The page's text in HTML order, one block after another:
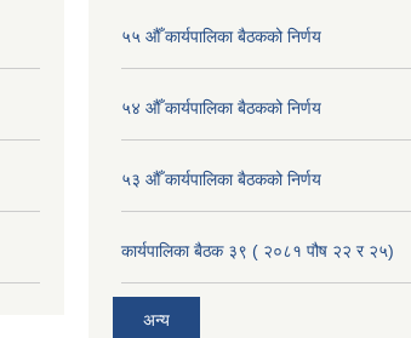
५५ औँ कार्यपालिका बैठकको निर्णय
५४ औँ कार्यपालिका बैठकको निर्णय
५३ औँ कार्यपालिका बैठकको निर्णय
कार्यपालिका बैठक ३९ ( २०८१ पौष २२ र २५)
अन्य